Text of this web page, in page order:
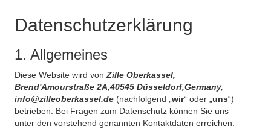
Datenschutzerklärung
1. Allgemeines
Diese Website wird von Zille Oberkassel,
Brend'Amourstraße 2A,40545 Düsseldorf,Germany,
info@zilleoberkassel.de (nachfolgend „ wir“ oder „ uns“)
betrieben. Bei Fragen zum Datenschutz können Sie uns
unter den vorstehend genannten Kontaktdaten erreichen.